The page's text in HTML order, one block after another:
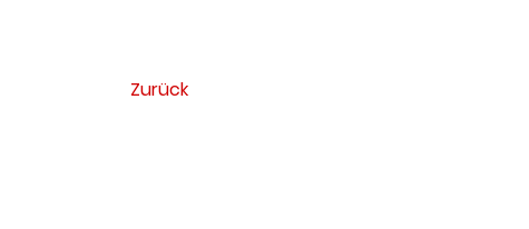
Zurück